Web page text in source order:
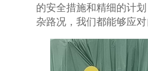
的安全措施和精细的计
杂路况，我们都能够应